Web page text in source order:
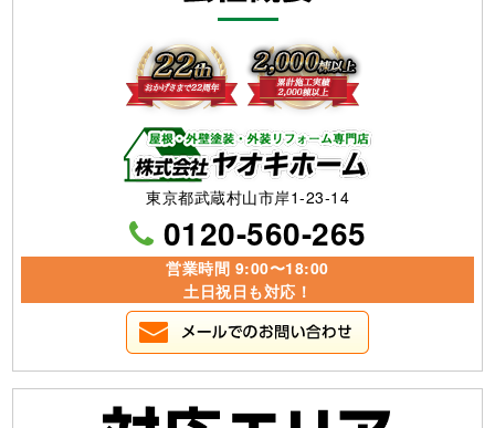
東京都武蔵村山市岸1-23-14
0120-560-265
営業時間 9:00〜18:00
土日祝日も対応！